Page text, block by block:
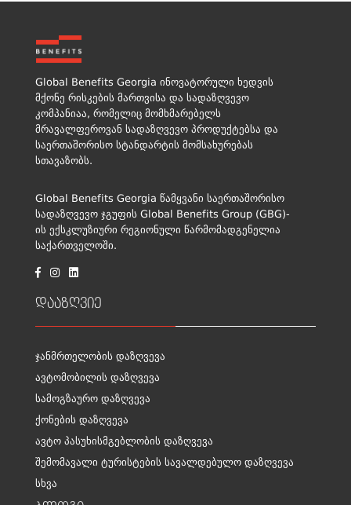
Global Benefits Georgia ინოვატორული ხედვის
მქონე რისკების მართვისა და სადაზღვევო
კომპანიაა, რომელიც მომხმარებელს
მრავალფეროვან სადაზღვევო პროდუქტებსა და
საერთაშორისო სტანდარტის მომსახურებას
სთავაზობს.
Global Benefits Georgia წამყვანი საერთაშორისო
სადაზღვევო ჯგუფის Global Benefits Group (GBG)-
ის ექსკლუზიური რეგიონული წარმომადგენელია
საქართველოში.
დააზღვიე
ჯანმრთელობის დაზღვევა
ავტომობილის დაზღვევა
სამოგზაურო დაზღვევა
ქონების დაზღვევა
ავტო პასუხისმგებლობის დაზღვევა
შემომავალი ტურისტების სავალდებულო დაზღვევა
სხვა